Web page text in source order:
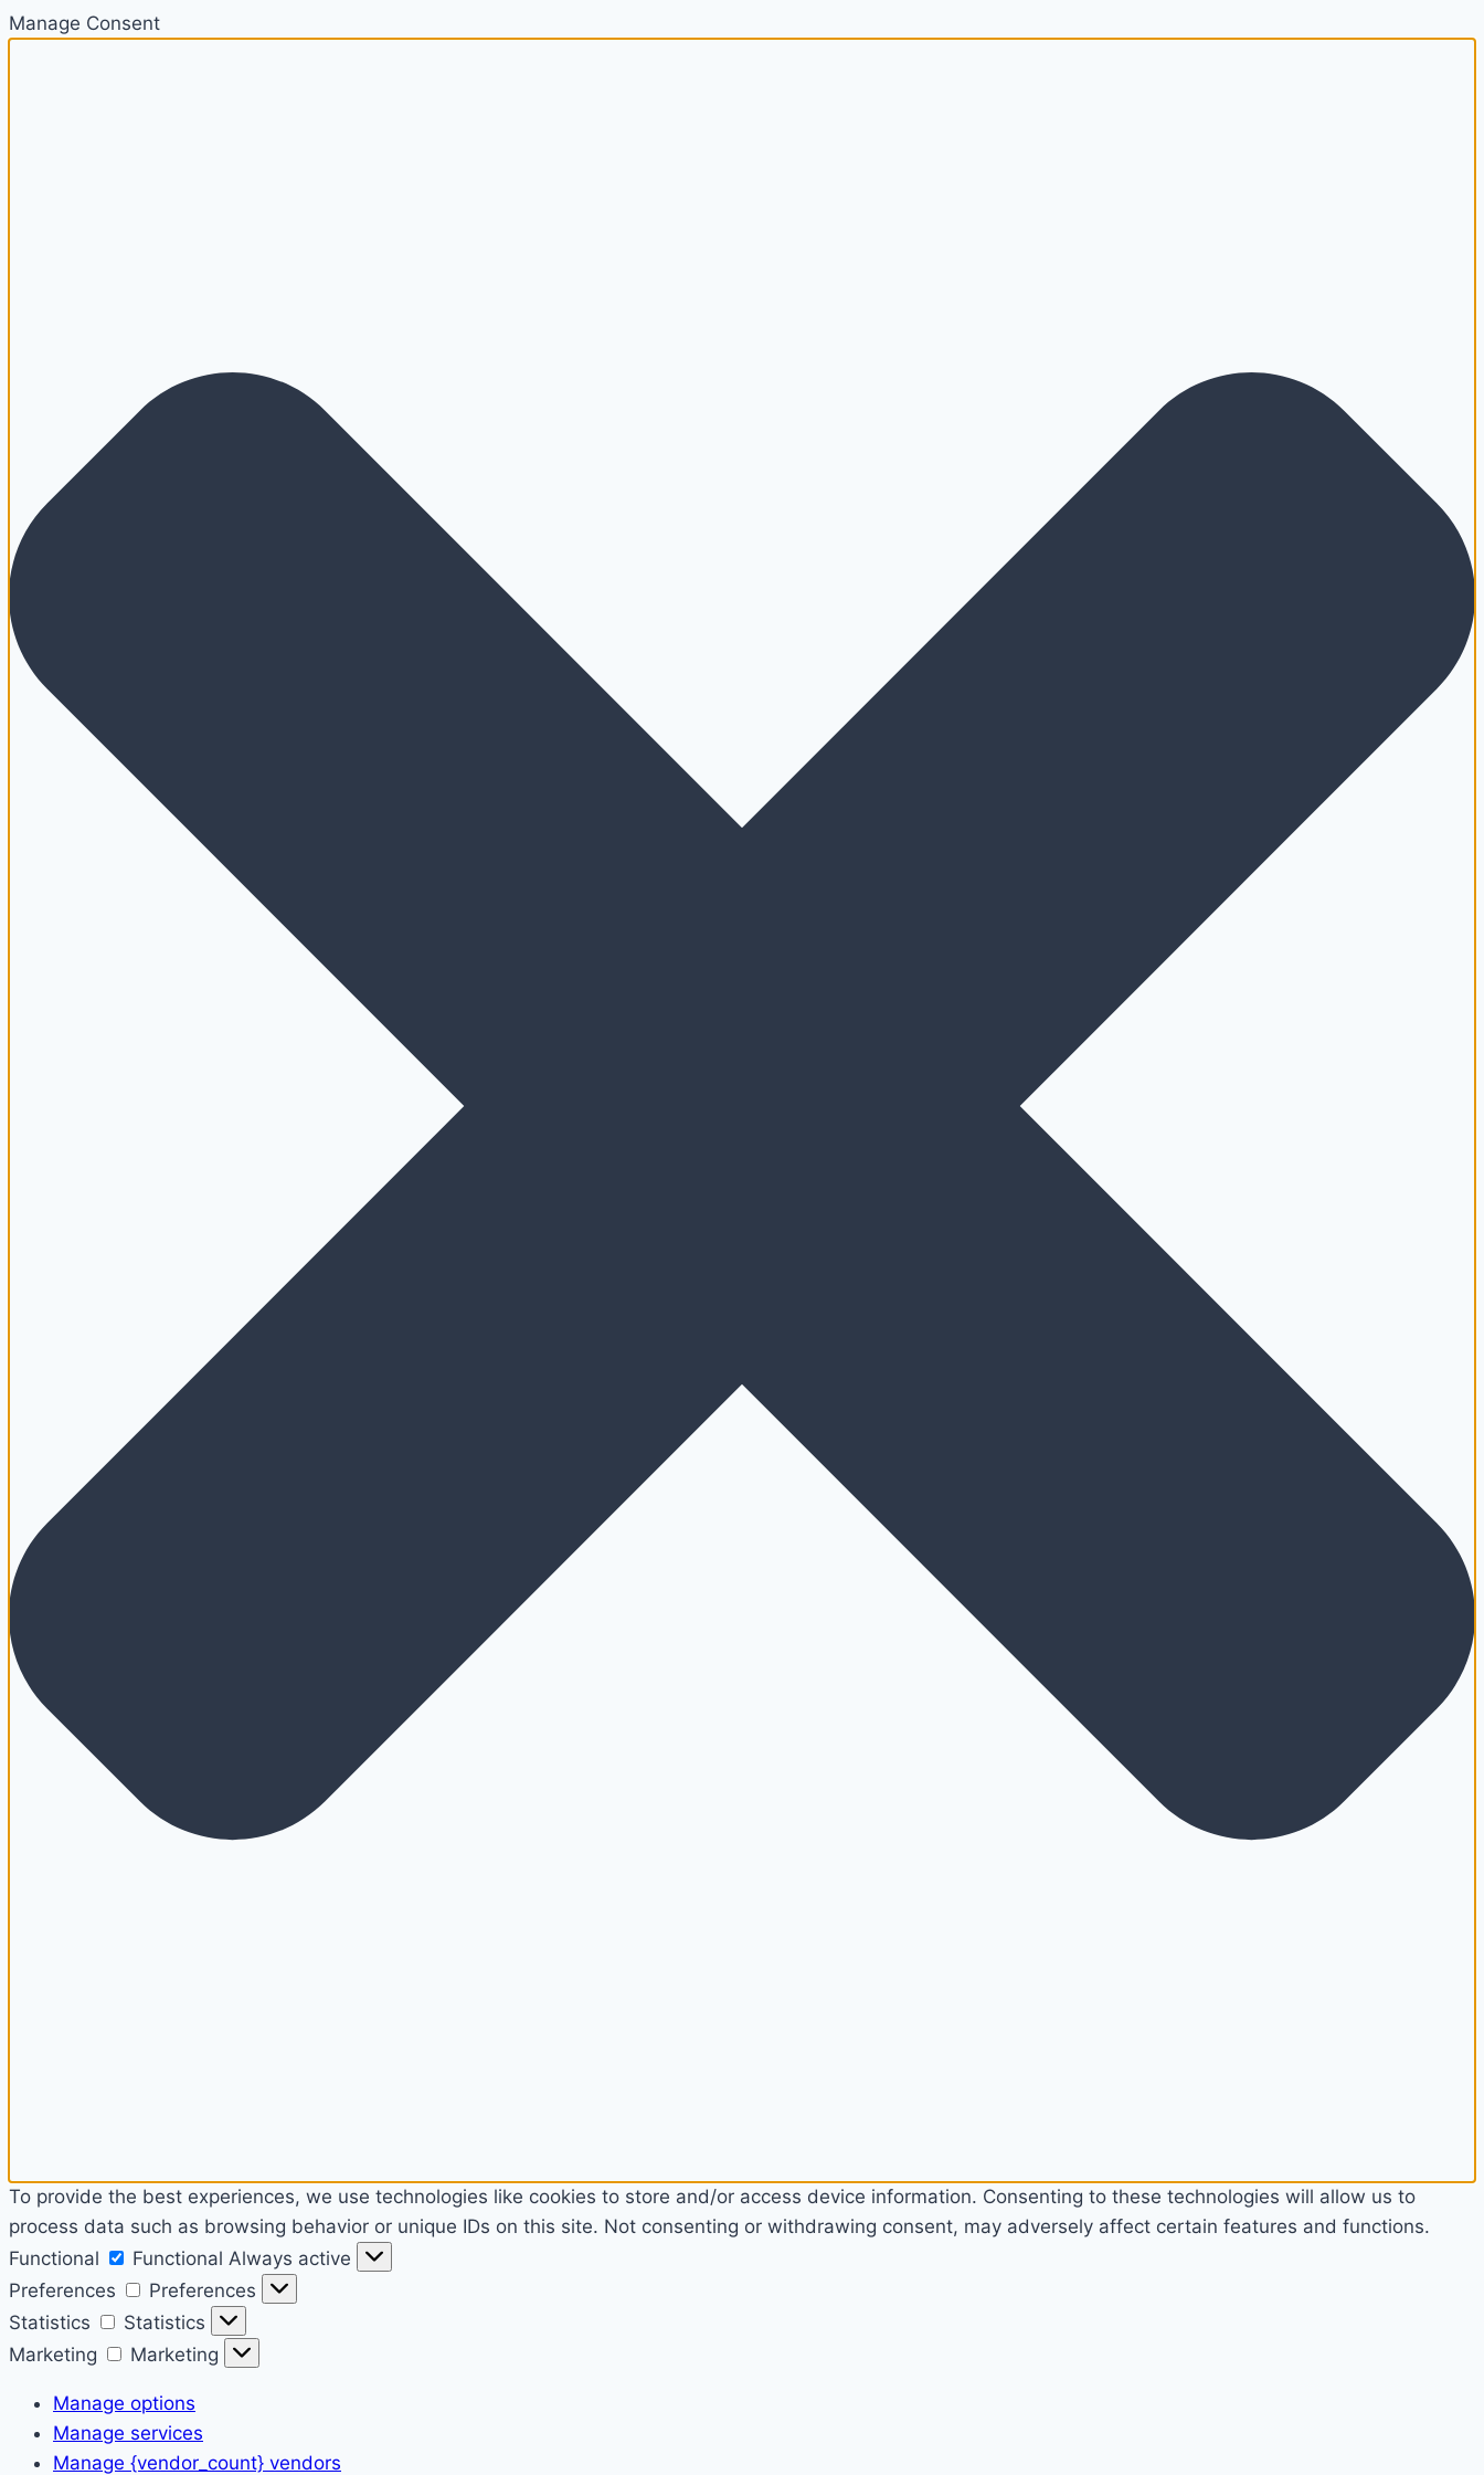
Manage Consent
To provide the best experiences, we use technologies like cookies to store and/or access device information. Consenting to these technologies will allow us to
process data such as browsing behavior or unique IDs on this site. Not consenting or withdrawing consent, may adversely affect certain features and functions.
Functional
Functional Always active
Preferences
Preferences
Statistics
Statistics
Marketing
Marketing
Manage options
Manage services
Manage {vendor_count} vendors